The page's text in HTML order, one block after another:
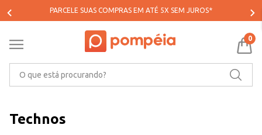
PARCELE SUAS COMPRAS EM ATÉ 5X SEM JUROS*
0
Technos